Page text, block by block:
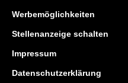
Werbemöglichkeiten
Stellenanzeige schalten
Impressum
Datenschutzerklärung